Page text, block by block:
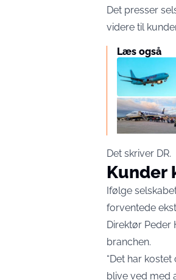
Det presser
videre til
Læs også
Det skriver DR.
Kunder
Ifølge
forventede
Direktør
branchen.
“Det har
blive ved med